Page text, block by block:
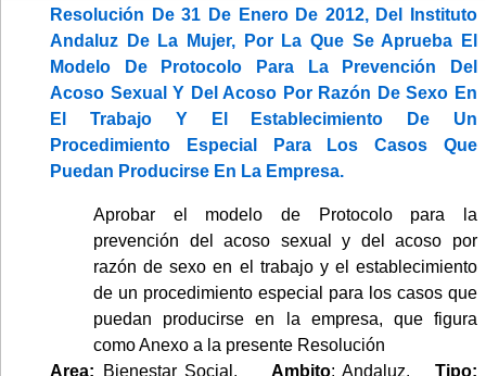
Resolución De 31 De Enero De 2012, Del Instituto
Andaluz De La Mujer, Por La Que Se Aprueba El
Modelo De Protocolo Para La Prevención Del
Acoso Sexual Y Del Acoso Por Razón De Sexo En
El Trabajo Y El Establecimiento De Un
Procedimiento Especial Para Los Casos Que
Puedan Producirse En La Empresa.
Aprobar el modelo de Protocolo para la
prevención del acoso sexual y del acoso por
razón de sexo en el trabajo y el establecimiento
de un procedimiento especial para los casos que
puedan producirse en la empresa, que figura
como Anexo a la presente Resolución
Area: Bienestar Social. Ambito: Andaluz.Tipo: